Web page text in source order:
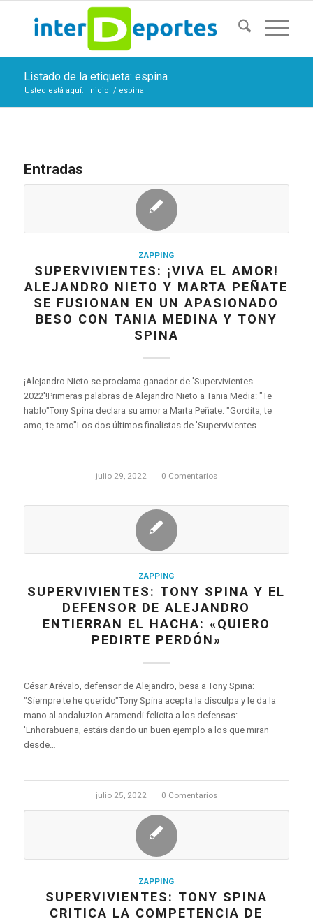
Listado de la etiqueta: espina
Usted está aquí: Inicio / espina
Entradas
ZAPPING
SUPERVIVIENTES: ¡VIVA EL AMOR!
ALEJANDRO NIETO Y MARTA PEÑATE
SE FUSIONAN EN UN APASIONADO
BESO CON TANIA MEDINA Y TONY
SPINA
¡Alejandro Nieto se proclama ganador de 'Supervivientes
2022'!Primeras palabras de Alejandro Nieto a Tania Media: "Te
hablo"Tony Spina declara su amor a Marta Peñate: "Gordita, te
amo, te amo"Los dos últimos finalistas de 'Supervivientes…
julio 29, 2022
/ 0 Comentarios
ZAPPING
SUPERVIVIENTES: TONY SPINA Y EL
DEFENSOR DE ALEJANDRO
ENTIERRAN EL HACHA: «QUIERO
PEDIRTE PERDÓN»
César Arévalo, defensor de Alejandro, besa a Tony Spina:
"Siempre te he querido"Tony Spina acepta la disculpa y le da la
mano al andaluzIon Aramendi felicita a los defensas:
'Enhorabuena, estáis dando un buen ejemplo a los que miran
desde…
julio 25, 2022
/ 0 Comentarios
ZAPPING
SUPERVIVIENTES: TONY SPINA
CRITICA LA COMPETENCIA DE